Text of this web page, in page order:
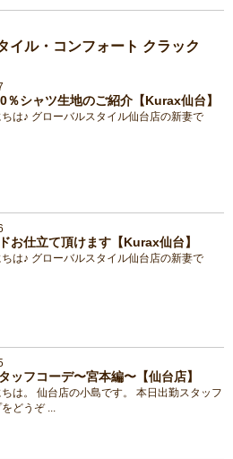
イル・コンフォート クラック
％シャツ生地のご紹介【Kurax仙台】
は♪ グローバルスタイル仙台店の新妻で
お仕立て頂けます【Kurax仙台】
は♪ グローバルスタイル仙台店の新妻で
ッフコーデ〜宮本編〜【仙台店】
は。 仙台店の小島です。 本日出勤スタッフ
どうぞ ...